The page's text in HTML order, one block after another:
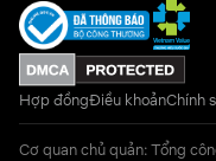
Hợp đồngĐiều khoảnChính
Cơ quan chủ quản: Tổng